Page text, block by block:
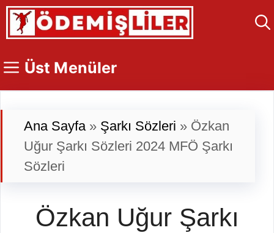
İçeriğe
atla
Üst Menüler
Ana Sayfa» Şarkı Sözleri » Özkan
Uğur Şarkı Sözleri 2024 MFÖ Şarkı
Sözleri
Özkan Uğur Şarkı